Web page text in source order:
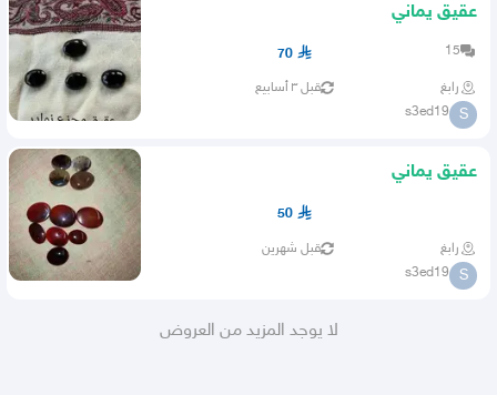
عقيق يماني
15
70
رابغ قبل ٣ أسابيع
S
s3ed19
عقيق يماني
50
رابغ قبل شهرين
S
s3ed19
لا يوجد المزيد من العروض